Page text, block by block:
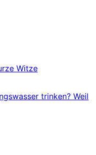
Witze
trinken? Weil